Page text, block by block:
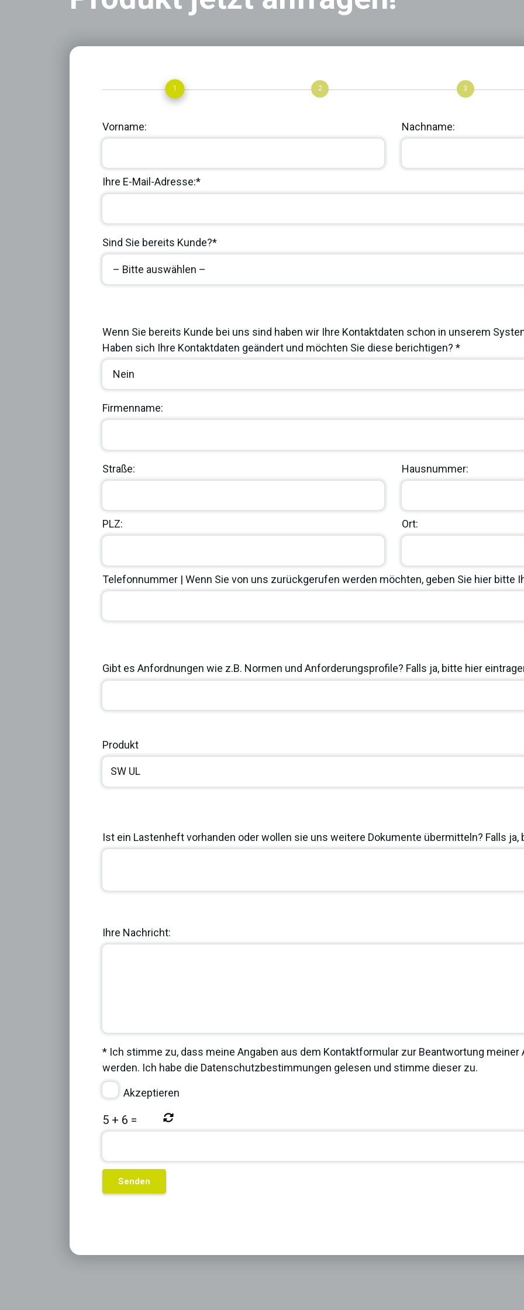
1 2 3
Vorname: Nachname:
Ihre E-Mail-Adresse:*
Sind Sie bereits Kunde?*
Wenn Sie bereits Kunde bei uns sind haben wir Ihre Kontaktdaten schon in unserem
Haben sich Ihre Kontaktdaten geändert und möchten Sie diese berichtigen? *
Firmenname:
Straße: Hausnummer:
PLZ: Ort:
Telefonnummer | Wenn Sie von uns zurückgerufen werden möchten, geben Sie hier bitte
Gibt es Anfordnungen wie z.B. Normen und Anforderungsprofile? Falls ja, bitte hier
Produkt
Ist ein Lastenheft vorhanden oder wollen sie uns weitere Dokumente übermitteln? Falls ja,
Ihre Nachricht:
* Ich stimme zu, dass meine Angaben aus dem Kontaktformular zur Beantwortung meiner
werden. Ich habe die Datenschutzbestimmungen gelesen und stimme dieser zu.
Akzeptieren
5 + 6 =